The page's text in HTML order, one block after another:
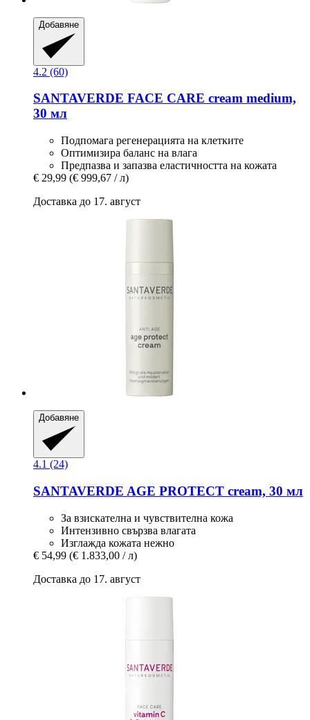
Добавяне
4.2 (60)
SANTAVERDE FACE CARE cream medium,
30 мл
Подпомага регенерацията на клетките
Оптимизира баланс на влага
Предпазва и запазва еластичността на кожата
€ 29,99 (€ 999,67 / л)
Доставка до 17. август
Добавяне
4.1 (24)
SANTAVERDE AGE PROTECT cream, 30 мл
За взискателна и чувствителна кожа
Интензивно свързва влагата
Изглажда кожата нежно
€ 54,99 (€ 1.833,00 / л)
Доставка до 17. август